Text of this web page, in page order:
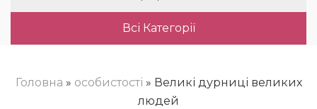
Всі Категорії
Головна » особистості » Великі дурниці великих
людей